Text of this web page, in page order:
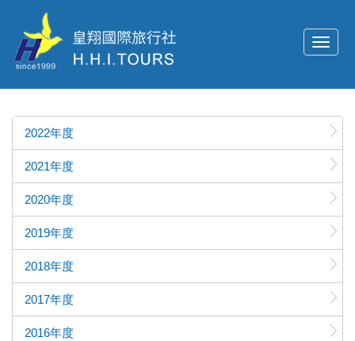
Toggle
2022年度
2021年度
2020年度
2019年度
2018年度
2017年度
2016年度